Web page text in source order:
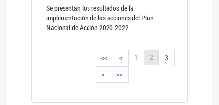
Se presentan los resultados de la
implementación de las acciones del Plan
Nacional de Acción 2020-2022
<< < 1 2
3
>
>>